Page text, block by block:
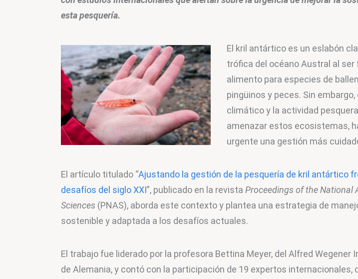
esta pesquería.
El kril antártico es un eslabón
trófica del océano Austral al ser
alimento para especies de
pingüinos y peces. Sin
climático y la actividad
amenazar estos ecosistemas,
urgente una gestión más
El artículo titulado “Ajustando la gestión de la pesquería de kril antártico
desafíos del siglo XXI”, publicado en la revista Proceedings of the National
Sciences (PNAS), aborda este contexto y plantea una estrategia de
sostenible y adaptada a los desafíos actuales.
El trabajo fue liderado por la profesora Bettina Meyer, del Alfred Wegener
de Alemania, y contó con la participación de 19 expertos internacionales,